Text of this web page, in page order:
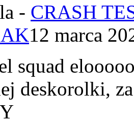
- CRASH
12 marca
squad
deskorolki,